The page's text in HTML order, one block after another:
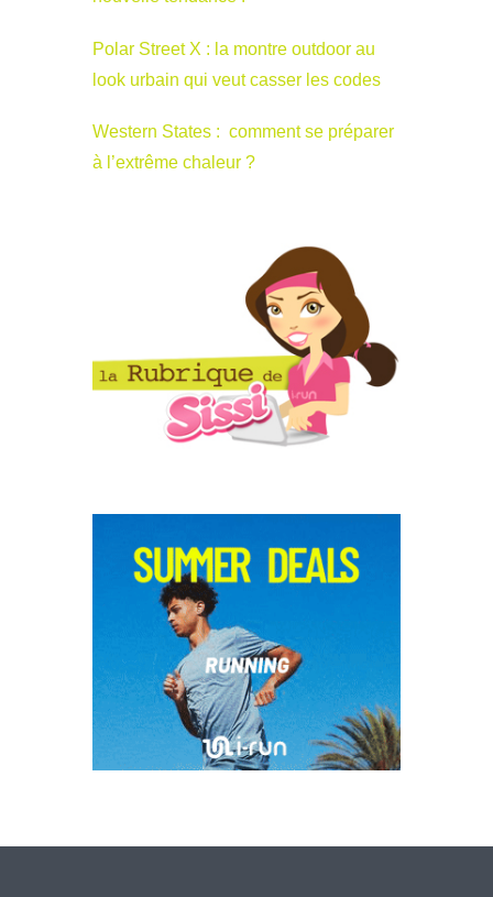
Polar Street X : la montre outdoor au
look urbain qui veut casser les codes
Western States : comment se préparer
à l’extrême chaleur ?